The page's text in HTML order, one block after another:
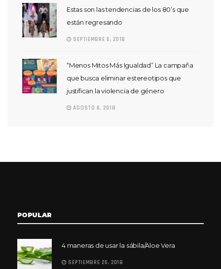
Estas son las tendencias de los 80’s que
están regresando
SEPTIEMBRE 6, 2018
“Menos Mitos Más Igualdad” La campaña
que busca eliminar estereotipos que
justifican la violencia de género
AGOSTO 6, 2018
POPULAR
4 maneras de usar la sábila/Aloe Vera
SEPTIEMBRE 26, 2018